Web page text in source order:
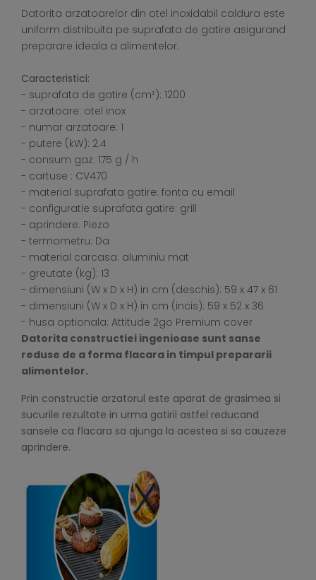
Datorita arzatoarelor din otel inoxidabil caldura este
uniform distribuita pe suprafata de gatire asigurand
preparare ideala a alimentelor.
Caracteristici:
- suprafata de gatire (cm²): 1200
- arzatoare: otel inox
- numar arzatoare: 1
- putere (kW): 2.4
- consum gaz: 175 g / h
- cartuse : CV470
- material suprafata gatire: fonta cu email
- configuratie suprafata gatire: grill
- aprindere: Piezo
- termometru: Da
- material carcasa: aluminiu mat
- greutate (kg): 13
- dimensiuni (W x D x H) in cm (deschis): 59 x 47 x 61
- dimensiuni (W x D x H) in cm (incis): 59 x 52 x 36
- husa optionala: Attitude 2go Premium cover
Datorita constructiei ingenioase sunt sanse
reduse de a forma flacara in timpul prepararii
alimentelor.
Prin constructie arzatorul este aparat de grasimea si
sucurile rezultate in urma gatirii astfel reducand
sansele ca flacara sa ajunga la acestea si sa cauzeze
aprindere.